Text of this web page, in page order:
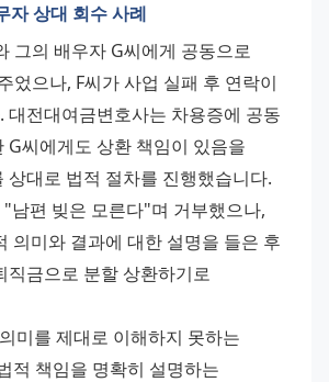
자 상대 회수 사례
그의 배우자 G씨에게 공동으로
었으나, F씨가 사업 실패 후 연락이
대전대여금변호사는 차용증에 공동
G씨에게도 상환 책임이 있음을
상대로 법적 절차를 진행했습니다.
남편 빚은 모른다"며 거부했으나,
의미와 결과에 대한 설명을 들은 후
직금으로 분할 상환하기로
미를 제대로 이해하지 못하는
적 책임을 명확히 설명하는